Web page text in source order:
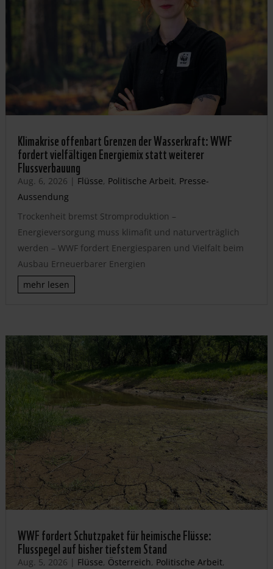
Klimakrise offenbart Grenzen der Wasserkraft: WWF
fordert vielfältigen Energiemix statt weiterer
Flussverbauung
Aug. 6, 2026 | Flüsse, Politische Arbeit, Presse-
Aussendung
Trockenheit bremst Stromproduktion –
Energieversorgung muss klimafit und naturverträglich
werden – WWF fordert Energiesparen und Vielfalt beim
Ausbau Erneuerbarer Energien
mehr lesen
WWF fordert Schutzpaket für heimische Flüsse:
Flusspegel auf bisher tiefstem Stand
Aug. 5, 2026 | Flüsse, Österreich, Politische Arbeit,